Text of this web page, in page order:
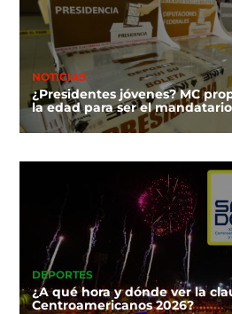
NOTICIAS
¿Presidentes jóvenes? MC
la edad para ser el
DEPORTES
¿A qué hora y dónde ver la
Centroamericanos 2026?